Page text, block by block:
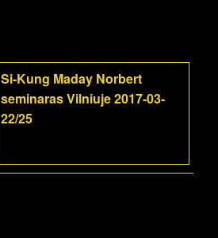
Si-Kung Maday Norbert
seminaras Vilniuje 2017-03-
22/25